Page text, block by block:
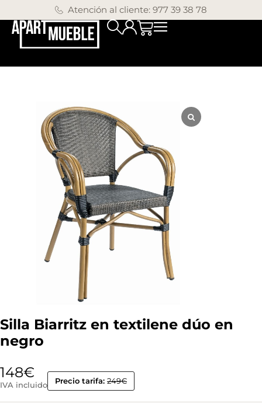
Atención al cliente: 977 39 38 78
Silla Biarritz en textilene dúo en
negro
148€
IVA incluido Precio tarifa: 249€